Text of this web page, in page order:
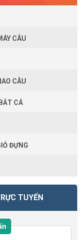
CÂU
CÂU
CÁ
ĐỰNG
TUYẾN